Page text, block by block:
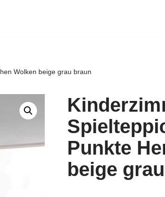
Wolken beige grau braun
Punkte
beige